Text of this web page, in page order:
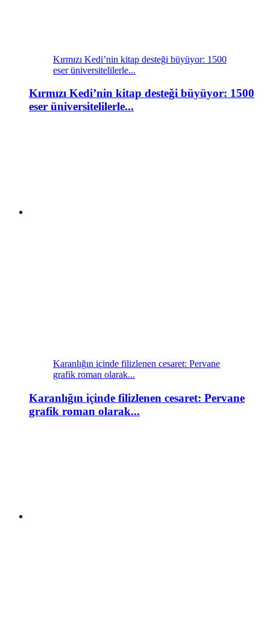
Kırmızı Kedi’nin kitap desteği büyüyor: 1500
eser üniversitelilerle...
Kırmızı Kedi’nin kitap desteği büyüyor: 1500
eser üniversitelilerle...
Karanlığın içinde filizlenen cesaret: Pervane
grafik roman olarak...
Karanlığın içinde filizlenen cesaret: Pervane
grafik roman olarak...